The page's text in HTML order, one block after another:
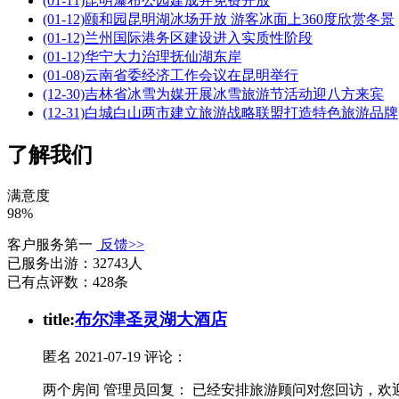
(01-12)颐和园昆明湖冰场开放 游客冰面上360度欣赏冬景
(01-12)兰州国际港务区建设进入实质性阶段
(01-12)华宁大力治理抚仙湖东岸
(01-08)云南省委经济工作会议在昆明举行
(12-30)吉林省冰雪为媒开展冰雪旅游节活动迎八方来宾
(12-31)白城白山两市建立旅游战略联盟打造特色旅游品牌
了解我们
满意度
98%
客户服务第一
反馈>>
已服务出游： 32743人
已有点评数： 428条
title:布尔津圣灵湖大酒店
匿名 2021-07-19 评论：
两个房间 管理员回复： 已经安排旅游顾问对您回访，欢